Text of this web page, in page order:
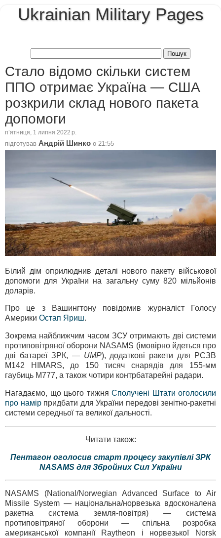
Ukrainian Military Pages
Стало відомо скільки систем
ППО отримає Україна — США
розкрили склад нового пакета
допомоги
пʼятниця, 1 липня 2022 р.
підготував Андрій Шинко о 21:55
Білий дім оприлюднив деталі нового пакету військової
допомоги для України на загальну суму 820 мільйонів
доларів.
Про це з Вашингтону повідомив журналіст Голосу
Америки Остап Яриш.
Зокрема найближчим часом ЗСУ отримають дві системи
протиповітряної оборони NASAMS (імовірно йдеться про
дві батареї ЗРК, — UMP), додаткові ракети для РСЗВ
M142 HIMARS, до 150 тисяч снарядів для 155-мм
гаубиць M777, а також чотири контрбатарейні радари.
Нагадаємо, що цього тижня Сполучені Штати оголосили
про намірпридбати для України передові зенітно-ракетні
системи середньої та великої дальності.
Читати також:
Пентагон оголосив старт процесу закупівлі ЗРК
NASAMS для Збройних Сил України
NASAMS (National/Norwegian Advanced Surface to Air
Missile System — національна/норвезька вдосконалена
ракетна система земля-повітря) — система
протиповітряної оборони — спільна розробка
американської компанії Raytheon і норвезької Norsk